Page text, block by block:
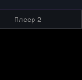
Плеер 2